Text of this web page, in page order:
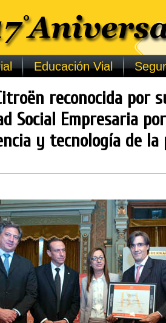
Educación Vial
reconocida por
Social Empresaria
y tecnología de la